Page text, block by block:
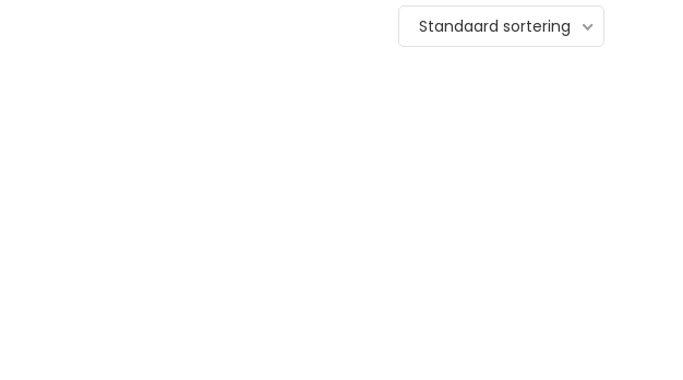
Standaard sortering